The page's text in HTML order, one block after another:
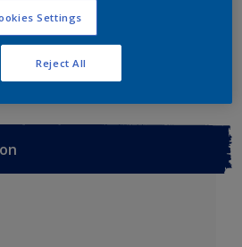
Finn en forhandler
Settings
Reject All